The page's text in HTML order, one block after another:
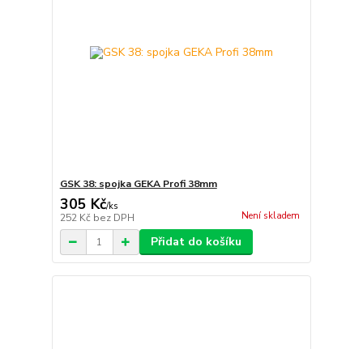
GSK 38: spojka GEKA Profi 38mm
305 Kč/ks
252 Kč bez DPH Není skladem
Přidat do košíku